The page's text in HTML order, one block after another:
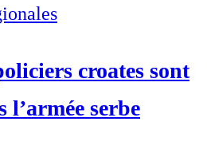
croates sont
l’armée serbe